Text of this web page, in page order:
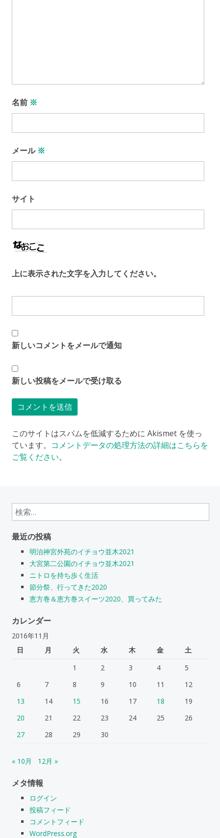
名前 ※
メール ※
サイト
上に表示された文字を入力してください。
新しいコメントをメールで通知
新しい投稿をメールで受け取る
このサイトはスパムを低減するために Akismet を使っ
ています。 コメントデータの処理方法の詳細はこちらを
ご覧ください。
検
索:
最近の投稿
明治神宮外苑のイチョウ並木2021
大宮第二公園のイチョウ並木2021
ニトロを持ち歩く生活
節分祭、行ってきた2020
恵方巻＆恵方巻スイーツ2020、買ってみた
カレンダー
2016年11月
日
月 火 水 木 金
土
1
2 3 4
5
6
7 8 9 10 11
12
13
14 15 16 17 18
19
20
21 22 23 24 25
26
27
28 29 30
« 10月 12月 »
メタ情報
ログイン
投稿フィード
コメントフィード
WordPress.org